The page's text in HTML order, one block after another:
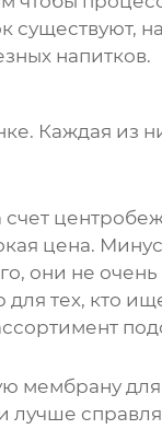
напитков.
Каждая из
счет
цена.
они не
тех, кто
мембрану
лучше